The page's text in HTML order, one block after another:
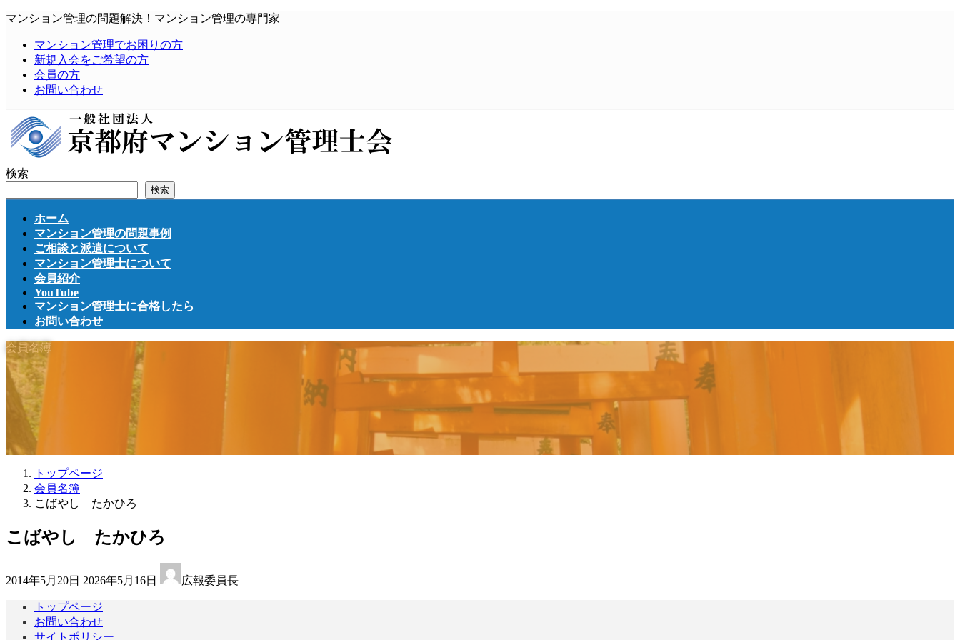
コ
ッ
プ
ナ
移
動
マンション管理の問題解決！マンション管理の専門家
マンション管理でお困りの方
新規入会をご希望の方
会員の方
お問い合わせ
検索
検索
ホーム
マンション管理の問題事例
ご相談と派遣について
マンション管理士について
会員紹介
YouTube
マンション管理士に合格したら
お問い合わせ
会員名簿
トップページ
会員名簿
こばやし たかひろ
こばやし たかひろ
2014年5月20日 終
新
日
2026年5月16日 広報委員長
トップページ
お問い合わせ
サイトポリシー